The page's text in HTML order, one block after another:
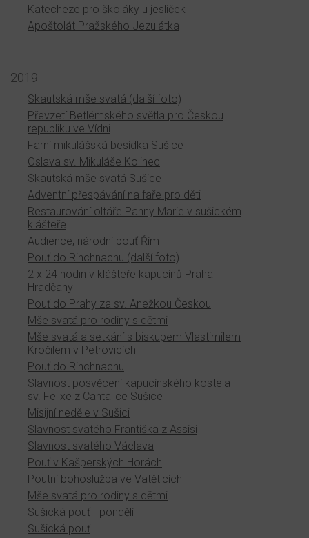
Katecheze pro školáky u jesliček
Apoštolát Pražského Jezulátka
2019
Skautská mše svatá (další foto)
Převzetí Betlémského světla pro Českou
republiku ve Vídni
Farní mikulášská besídka Sušice
Oslava sv. Mikuláše Kolinec
Skautská mše svatá Sušice
Adventní přespávání na faře pro děti
Restaurování oltáře Panny Marie v sušickém
klášteře
Audience, národní pouť Řím
Pouť do Rinchnachu (další foto)
2 x 24 hodin v klášteře kapucínů Praha
Hradčany
Pouť do Prahy za sv. Anežkou Českou
Mše svatá pro rodiny s dětmi
Mše svatá a setkání s biskupem Vlastimilem
Kročilem v Petrovicích
Pouť do Rinchnachu
Slavnost posvěcení kapucínského kostela
sv. Felixe z Cantalice Sušice
Misijní neděle v Sušici
Slavnost svatého Františka z Assisi
Slavnost svatého Václava
Pouť v Kašperských Horách
Poutní bohoslužba ve Vatěticích
Mše svatá pro rodiny s dětmi
Sušická pouť - pondělí
Sušická pouť